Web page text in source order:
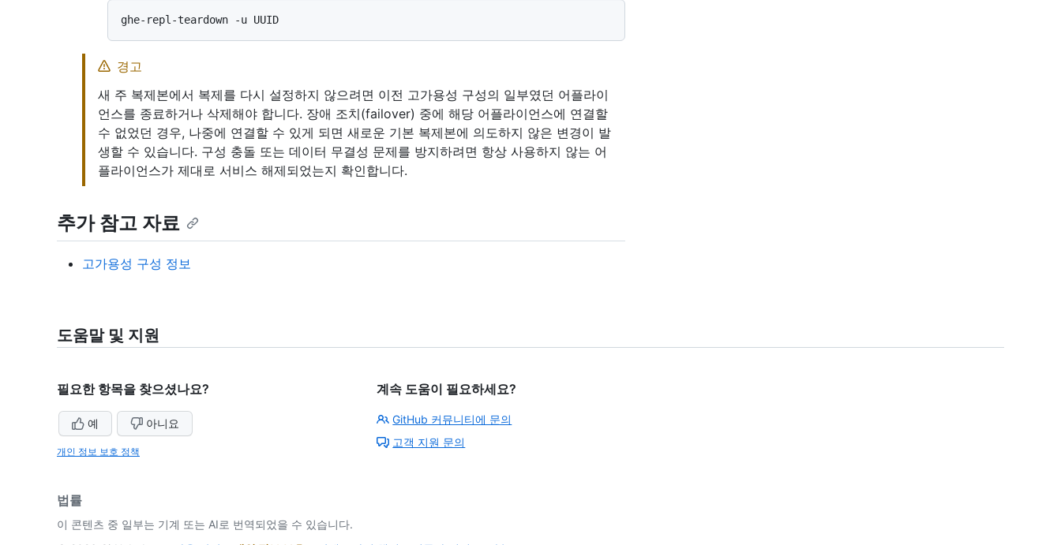
경고
새 주 복제본에서 복제를 다시 설정하지 않으려면 이전 고가용성 구성의 일부였던 어플라이
언스를 종료하거나 삭제해야 합니다. 장애 조치(failover) 중에 해당 어플라이언스에 연결할
수 없었던 경우, 나중에 연결할 수 있게 되면 새로운 기본 복제본에 의도하지 않은 변경이 발
생할 수 있습니다. 구성 충돌 또는 데이터 무결성 문제를 방지하려면 항상 사용하지 않는 어
플라이언스가 제대로 서비스 해제되었는지 확인합니다.
추가 참고 자료
고가용성 구성 정보
도움말 및 지원
필요한 항목을 찾으셨나요?
예 아니요
개인 정보 보호 정책
계속 도움이 필요하세요?
GitHub 커뮤니티에 문의
고객 지원 문의
법률
이 콘텐츠 중 일부는 기계 또는 AI로 번역되었을 수 있습니다.